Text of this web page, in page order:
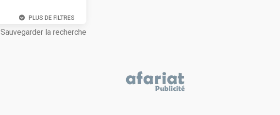
PLUS DE FILTRES
Sauvegarder la recherche